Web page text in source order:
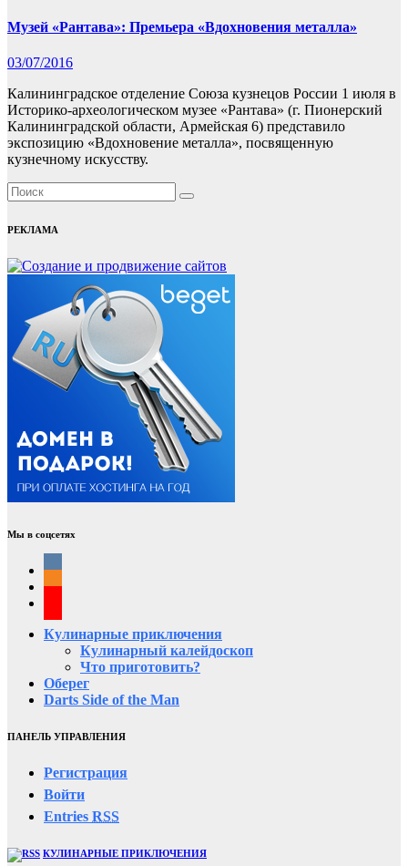
Музей «Рантава»: Премьера «Вдохновения металла»
03/07/2016
Калининградское отделение Союза кузнецов России 1 июля в
Историко-археологическом музее «Рантава» (г. Пионерский
Калининградской области, Армейская 6) представило
экспозицию «Вдохновение металла», посвященную
кузнечному искусству.
РЕКЛАМА
Мы в соцсетях
Кулинарные приключения
Кулинарный калейдоскоп
Что приготовить?
Оберег
Darts Side of the Man
ПАНЕЛЬ УПРАВЛЕНИЯ
Регистрация
Войти
Entries RSS
КУЛИНАРНЫЕ ПРИКЛЮЧЕНИЯ